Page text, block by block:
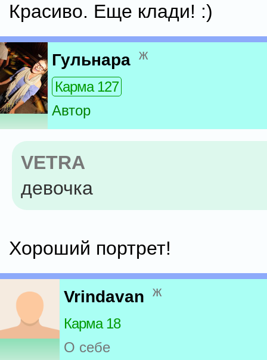
Красиво. Еще клади! :)
Гульнара ж
Карма 127
Автор
VETRA
девочка
Хороший портрет!
Vrindavan ж
Карма 18
О себе